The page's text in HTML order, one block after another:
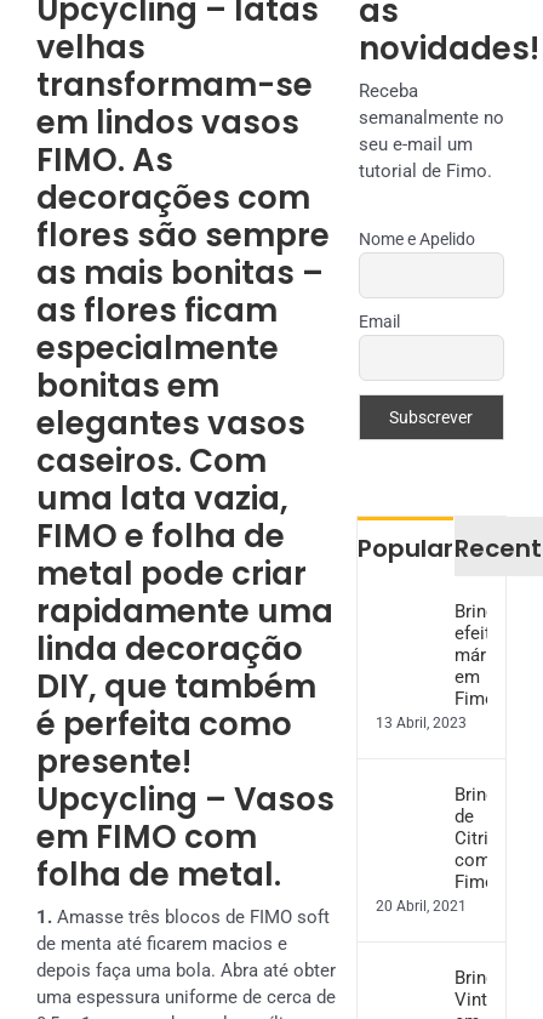
Upcycling – latas
velhas
transformam-se
em lindos vasos
FIMO. As
decorações com
flores são sempre
as mais bonitas –
as flores ficam
especialmente
bonitas em
elegantes vasos
caseiros. Com
uma lata vazia,
FIMO e folha de
metal pode criar
rapidamente uma
linda decoração
DIY, que também
é perfeita como
presente!
Upcycling – Vasos
em FIMO com
folha de metal.
1. Amasse três blocos de FIMO soft
de menta até ficarem macios e
depois faça uma bola. Abra até obter
uma espessura uniforme de cerca de
as
novidades!
Receba
semanalmente no
seu e-mail um
tutorial de Fimo.
Nome e Apelido
Email
Popular
Brincos
efeito
mármore
em
Fimo
13 Abril, 2023
Brincos
de
Citrinos
com
Fimo
20 Abril, 2021
Brincos
Vintage